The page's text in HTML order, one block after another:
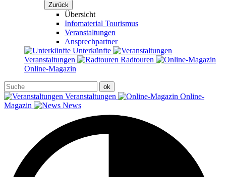
Zurück
Übersicht
Infomaterial Tourismus
Veranstaltungen
Ansprechpartner
Unterkünfte
Veranstaltungen
Radtouren
Online-Magazin
Veranstaltungen
Online-
Magazin
News